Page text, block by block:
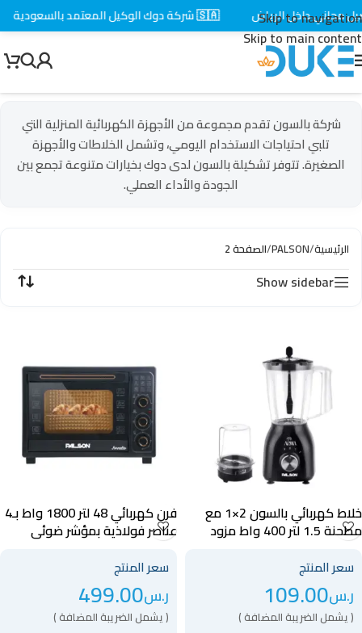
Skip to navigation
Skip to main content
شركة بالسونتقدم مجموعة من الأجهزة الكهربائية المنزلية التي
تلبي احتياجات الاستخدام اليومي، وتشمل الخلاطات والأجهزة
الصغيرة. تتوفر تشكيلة بالسون لدى دوك بخيارات متنوعة تجمع بين
الجودة والأداء العملي.
الرئيسية/
PALSON
/الصفحة 2
Show sidebar
خلاط كهربائي بالسون 2×1 مع
مطحنة 1.5 لتر 400 واط مزود
بقفل أمان أسود – 40019
سعر المنتج
ر.س109.00
( يشمل الضريبة المضافة )
فرن كهربائي 48 لتر 1800 واط بـ4
عناصر فولاذية بمؤشر ضوئي
لسهولة المتابعة أسود – 40022
سعر المنتج
ر.س499.00
( يشمل الضريبة المضافة )
داخل الرياض